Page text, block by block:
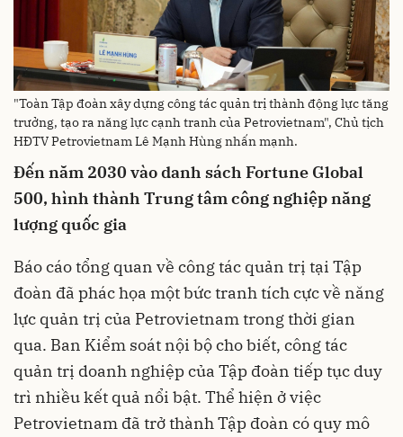
"Toàn Tập đoàn xây dựng công tác quản trị thành động lực tăng
trưởng, tạo ra năng lực cạnh tranh của Petrovietnam", Chủ tịch
HĐTV Petrovietnam Lê Mạnh Hùng nhấn mạnh.
Đến năm 2030 vào danh sách Fortune Global
500, hình thành Trung tâm công nghiệp năng
lượng quốc gia
Báo cáo tổng quan về công tác quản trị tại Tập
đoàn đã phác họa một bức tranh tích cực về năng
lực quản trị của Petrovietnam trong thời gian
qua. Ban Kiểm soát nội bộ cho biết, công tác
quản trị doanh nghiệp của Tập đoàn tiếp tục duy
trì nhiều kết quả nổi bật. Thể hiện ở việc
Petrovietnam đã trở thành Tập đoàn có quy mô